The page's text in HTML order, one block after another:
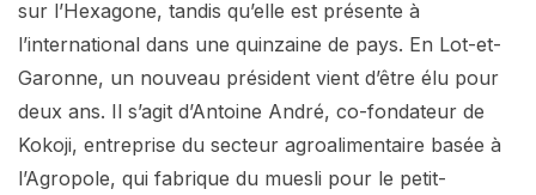
sur l’Hexagone, tandis qu’elle est présente à
l’international dans une quinzaine de pays. En Lot-et-
Garonne, un nouveau président vient d’être élu pour
deux ans. Il s’agit d’Antoine André, co-fondateur de
Kokoji, entreprise du secteur agroalimentaire basée à
l’Agropole, qui fabrique du muesli pour le petit-